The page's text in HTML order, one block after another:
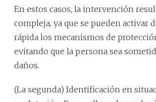
En estos casos, la intervención
compleja, ya que se pueden activar
rápida los mecanismos de
evitando que la persona sea
daños.
(La segunda) Identificación en